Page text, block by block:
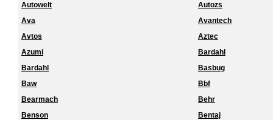
Autowelt
Autozs
Ava
Avantech
Avtos
Aztec
Azumi
Bardahl
Bardahl
Basbug
Baw
Bbf
Bearmach
Behr
Benson
Bentaj